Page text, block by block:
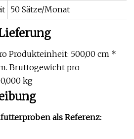
50 Sätze/Monat
Produkteinheit: 500,00 cm *
Bruttogewicht pro
kg
als Referenz: